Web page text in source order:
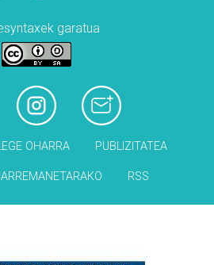
garatua
OHARRA PUBLIZITATEA
RSS